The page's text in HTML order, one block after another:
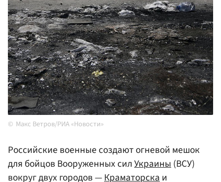
Макс Ветров/РИА «Новости»
Российские военные создают огневой мешок
для бойцов Вооруженных силУкраины(ВСУ)
вокруг двух городов —Краматорскаи